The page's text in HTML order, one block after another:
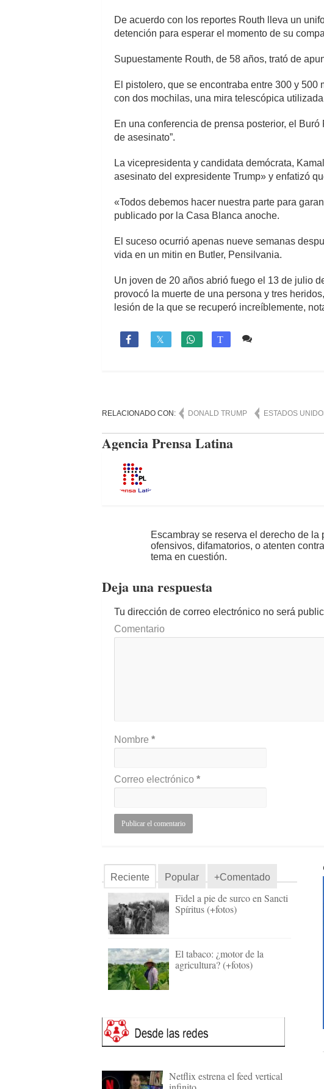
De acuerdo con los reportes Routh lleva un
detención para esperar el momento de su
Supuestamente Routh, de 58 años, trató de
El pistolero, que se encontraba entre 300 y
con dos mochilas, una mira telescópica
En una conferencia de prensa posterior, el
de asesinato”.
La vicepresidenta y candidata demócrata,
asesinato del expresidente Trump» y enfatizó
«Todos debemos hacer nuestra parte para
publicado por la Casa Blanca anoche.
El suceso ocurrió apenas nueve semanas
vida en un mitin en Butler, Pensilvania.
Un joven de 20 años abrió fuego el 13 de julio
provocó la muerte de una persona y tres
lesión de la que se recuperó increíblemente,
 T
RELACIONADO CON: DONALD TRUMP ESTADOS
Agencia Prensa Latina
Escambray se reserva el derecho de
ofensivos, difamatorios, o atenten
tema en cuestión.
Deja una respuesta
Tu dirección de correo electrónico no será
Comentario
Nombre *
Correo electrónico *
Reciente Popular +Comentado
Fidel a pie de surco en Sancti
Spíritus (+fotos)
El tabaco: ¿motor de la
agricultura? (+fotos)
Netflix estrena el feed vertical